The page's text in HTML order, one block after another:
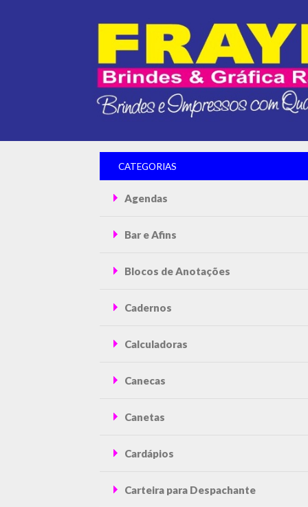
CATEGORIAS
Agendas
Bar e Afins
Blocos de Anotações
Cadernos
Calculadoras
Canecas
Canetas
Cardápios
Carteira para Despachante